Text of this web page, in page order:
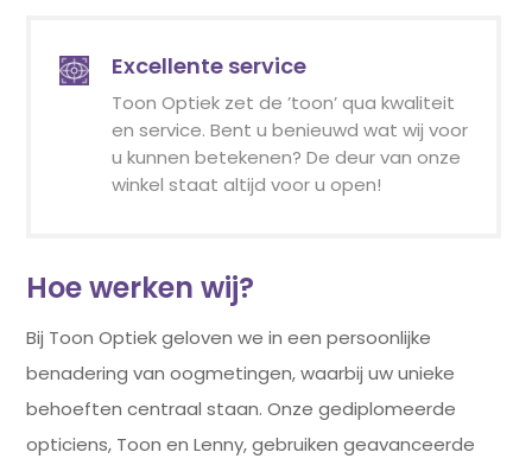
Excellente service
Toon Optiek zet de ’toon’ qua kwaliteit
en service. Bent u benieuwd wat wij voor
u kunnen betekenen? De deur van onze
winkel staat altijd voor u open!
Hoe werken wij?
Bij Toon Optiek geloven we in een persoonlijke
benadering van oogmetingen, waarbij uw unieke
behoeften centraal staan. Onze gediplomeerde
opticiens, Toon en Lenny, gebruiken geavanceerde